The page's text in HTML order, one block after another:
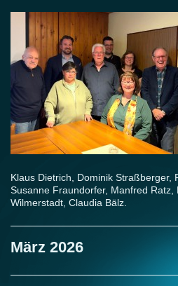
Klaus Dietrich, Dominik Straßberger,
Susanne Fraundorfer, Manfred Ratz,
Wilmerstadt, Claudia Bälz.
März 2026